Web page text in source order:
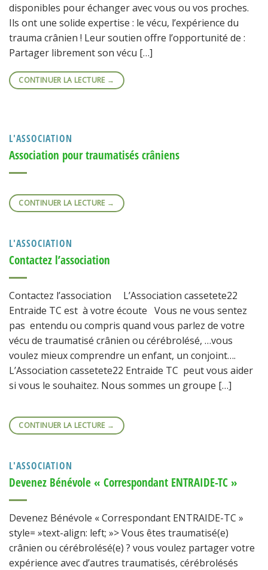
disponibles pour échanger avec vous ou vos proches.
Ils ont une solide expertise : le vécu, l’expérience du
trauma crânien ! Leur soutien offre l’opportunité de :
Partager librement son vécu […]
CONTINUER LA LECTURE →
L'ASSOCIATION
Association pour traumatisés crâniens
CONTINUER LA LECTURE →
L'ASSOCIATION
Contactez l’association
Contactez l’association L’Association cassetete22
Entraide TC est à votre écoute Vous ne vous sentez
pas entendu ou compris quand vous parlez de votre
vécu de traumatisé crânien ou cérébrolésé, …vous
voulez mieux comprendre un enfant, un conjoint….
L’Association cassetete22 Entraide TC peut vous aider
si vous le souhaitez. Nous sommes un groupe […]
CONTINUER LA LECTURE →
L'ASSOCIATION
Devenez Bénévole « Correspondant ENTRAIDE-TC »
Devenez Bénévole « Correspondant ENTRAIDE-TC »
style= »text-align: left; »> Vous êtes traumatisé(e)
crânien ou cérébrolésé(e) ? vous voulez partager votre
expérience avec d’autres traumatisés, cérébrolésés